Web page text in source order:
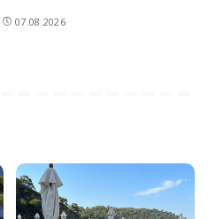
07.08.2026